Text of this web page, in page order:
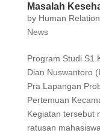
Masalah
by Human
News
Program Studi S1
Dian Nuswantoro
Pra Lapangan
Pertemuan
Kegiatan tersebut
ratusan